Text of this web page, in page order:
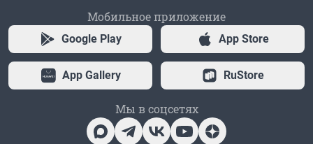
Мобильное приложение
Google Play App Store
App Gallery RuStore
Мы в соцсетях